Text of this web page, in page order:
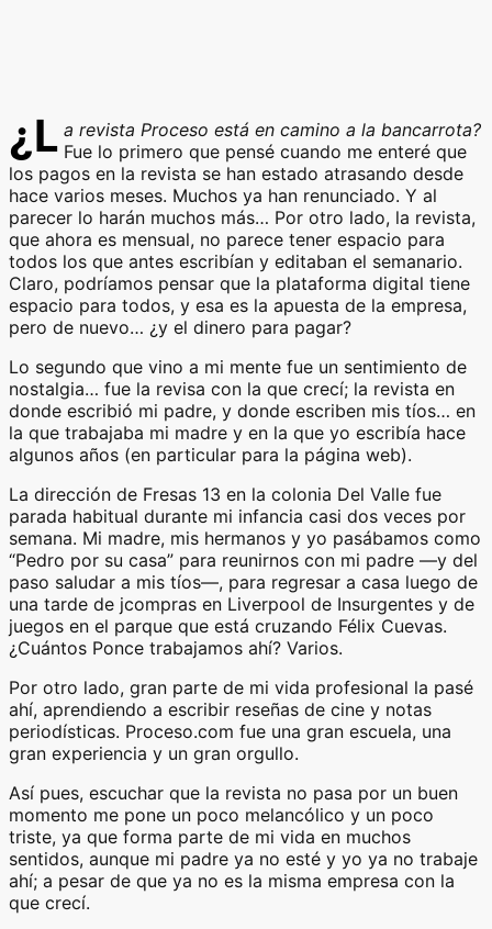
¿L a revista Proceso está en camino a la bancarrota?
Fue lo primero que pensé cuando me enteré que
los pagos en la revista se han estado atrasando desde
hace varios meses. Muchos ya han renunciado. Y al
parecer lo harán muchos más… Por otro lado, la revista,
que ahora es mensual, no parece tener espacio para
todos los que antes escribían y editaban el semanario.
Claro, podríamos pensar que la plataforma digital tiene
espacio para todos, y esa es la apuesta de la empresa,
pero de nuevo… ¿y el dinero para pagar?
Lo segundo que vino a mi mente fue un sentimiento de
nostalgia… fue la revisa con la que crecí; la revista en
donde escribió mi padre, y donde escriben mis tíos… en
la que trabajaba mi madre y en la que yo escribía hace
algunos años (en particular para la página web).
La dirección de Fresas 13 en la colonia Del Valle fue
parada habitual durante mi infancia casi dos veces por
semana. Mi madre, mis hermanos y yo pasábamos como
“Pedro por su casa” para reunirnos con mi padre —y del
paso saludar a mis tíos—, para regresar a casa luego de
una tarde de jcompras en Liverpool de Insurgentes y de
juegos en el parque que está cruzando Félix Cuevas.
¿Cuántos Ponce trabajamos ahí? Varios.
Por otro lado, gran parte de mi vida profesional la pasé
ahí, aprendiendo a escribir reseñas de cine y notas
periodísticas. Proceso.com fue una gran escuela, una
gran experiencia y un gran orgullo.
Así pues, escuchar que la revista no pasa por un buen
momento me pone un poco melancólico y un poco
triste, ya que forma parte de mi vida en muchos
sentidos, aunque mi padre ya no esté y yo ya no trabaje
ahí; a pesar de que ya no es la misma empresa con la
que crecí.